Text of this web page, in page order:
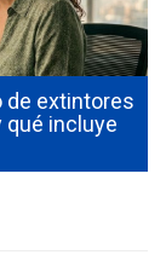
de extintores
qué incluye